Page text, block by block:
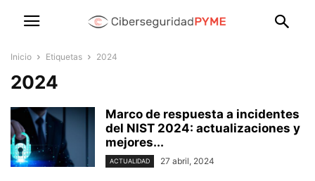
Inicio Etiquetas 2024
2024
Marco de respuesta a incidentes
del NIST 2024: actualizaciones y
mejores...
ACTUALIDAD 27 abril, 2024